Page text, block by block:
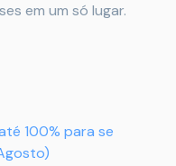
em um só lugar.
100% para se